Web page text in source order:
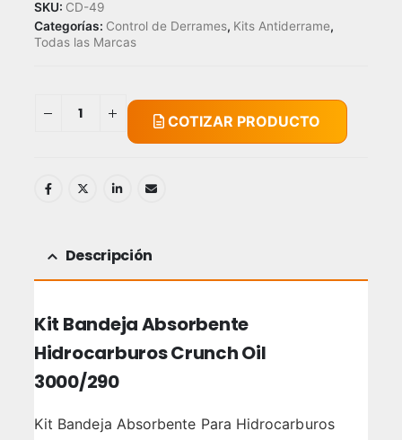
SKU: CD-49
Categorías: Control de Derrames, Kits Antiderrame,
Todas las Marcas
COTIZAR PRODUCTO
Descripción
Kit Bandeja Absorbente
Hidrocarburos Crunch Oil
3000/290
Kit Bandeja Absorbente Para Hidrocarburos